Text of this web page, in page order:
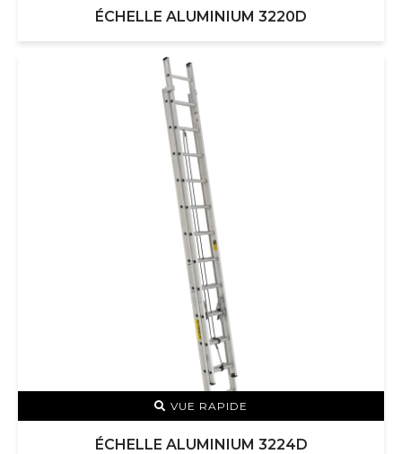
ÉCHELLE ALUMINIUM 3220D
VUE RAPIDE
ÉCHELLE ALUMINIUM 3224D